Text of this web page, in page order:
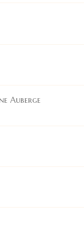
Auberge